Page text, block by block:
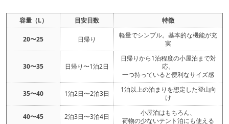
容量（L） 目安日数 特徴
20〜25 日帰り
軽量でシンプル。基本的な機能が充
実
30〜35 日帰り〜1泊2日
日帰りから1泊程度の小屋泊まで対
応。
一つ持っていると便利なサイズ感
35〜40 1泊2日〜2泊3日
1泊以上の泊まりを想定した登山向
け
40〜45 2泊3日〜3泊4日
小屋泊はもちろん、
荷物の少ないテント泊にも使える